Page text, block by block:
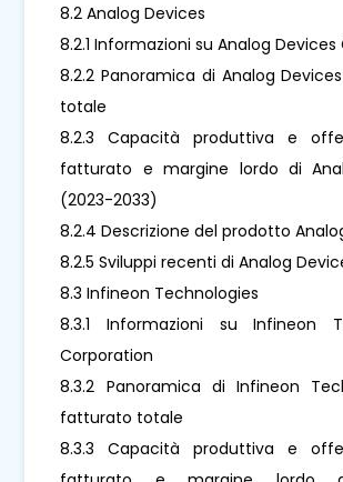
8.2 Analog Devices
8.2.1 Informazioni su Analog
8.2.2 Panoramica di Analog
totale
8.2.3 Capacità produttiva e
fatturato e margine lordo di
(2023-2033)
8.2.4 Descrizione del prodotto
8.2.5 Sviluppi recenti di Analog
8.3 Infineon Technologies
8.3.1 Informazioni su Infineon
Corporation
8.3.2 Panoramica di Infineon
fatturato totale
8.3.3 Capacità produttiva e